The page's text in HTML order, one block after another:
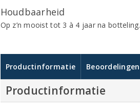
Houdbaarheid
Op z’n mooist tot 3 à 4 jaar na botteling.
Productinformatie Beoordelingen
Productinformatie